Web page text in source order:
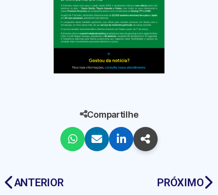
Compartilhe
ANTERIOR PRÓXIMO